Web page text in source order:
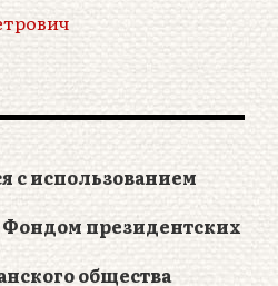
с использованием
Фондом президентских
общества